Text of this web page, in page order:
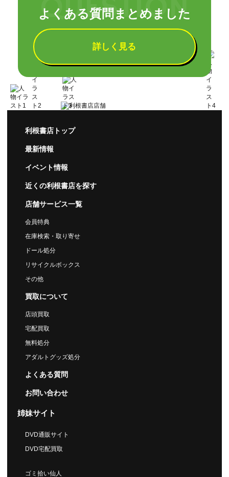
よくある質問まとめました
詳しく見る
利根書店トップ
最新情報
イベント情報
近くの利根書店を探す
店舗サービス一覧
会員特典
在庫検索・取り寄せ
ドール処分
リサイクルボックス
その他
買取について
店頭買取
宅配買取
無料処分
アダルトグッズ処分
よくある質問
お問い合わせ
姉妹サイト
DVD通販サイト
DVD宅配買取
ゴミ拾い仙人